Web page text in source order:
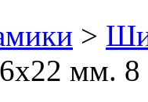
>
мм.